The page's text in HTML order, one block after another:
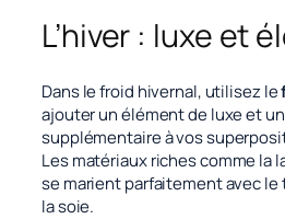
L’hiver : luxe et
Dans le froid hivernal, utilisez le
ajouter un élément de luxe et
supplémentaire à vos
Les matériaux riches comme la
se marient parfaitement avec le
la soie.